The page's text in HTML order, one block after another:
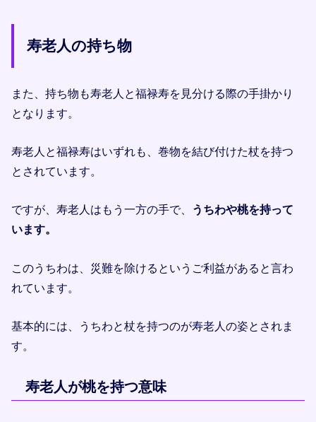
寿老人の持ち物
また、持ち物も寿老人と福禄寿を見分ける際の手掛かり
となります。
寿老人と福禄寿はいずれも、巻物を結び付けた杖を持つ
とされています。
ですが、寿老人はもう一方の手で、 うちわや桃を持って
います。
このうちわは、災難を除けるというご利益があると言わ
れています。
基本的には、うちわと杖を持つのが寿老人の姿とされま
す。
寿老人が桃を持つ意味